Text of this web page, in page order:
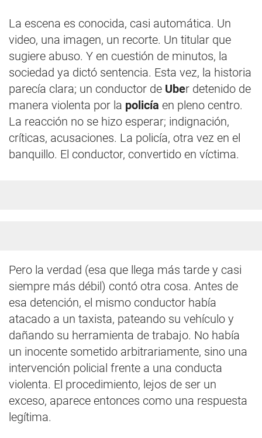
La escena es conocida, casi automática. Un
video, una imagen, un recorte. Un titular que
sugiere abuso. Y en cuestión de minutos, la
sociedad ya dictó sentencia. Esta vez, la historia
parecía clara; un conductor de Uber detenido de
manera violenta por la policía en pleno centro.
La reacción no se hizo esperar; indignación,
críticas, acusaciones. La policía, otra vez en el
banquillo. El conductor, convertido en víctima.
Pero la verdad (esa que llega más tarde y casi
siempre más débil) contó otra cosa. Antes de
esa detención, el mismo conductor había
atacado a un taxista, pateando su vehículo y
dañando su herramienta de trabajo. No había
un inocente sometido arbitrariamente, sino una
intervención policial frente a una conducta
violenta. El procedimiento, lejos de ser un
exceso, aparece entonces como una respuesta
legítima.